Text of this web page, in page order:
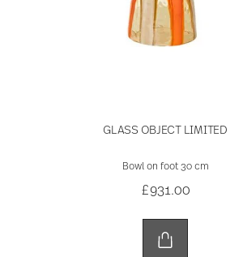
GLASS OBJECT LIMITED
Bowl on foot 30 cm
£931.00